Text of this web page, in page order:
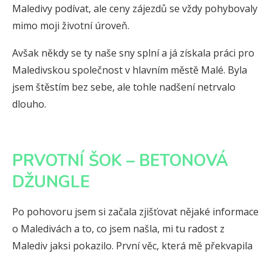
Maledivy podívat, ale ceny zájezdů se vždy pohybovaly
mimo moji životní úroveň.
Avšak někdy se ty naše sny splní a já získala práci pro
Maledivskou společnost v hlavním městě Malé. Byla
jsem štěstím bez sebe, ale tohle nadšení netrvalo
dlouho.
PRVOTNÍ ŠOK – BETONOVÁ
DŽUNGLE
Po pohovoru jsem si začala zjišťovat nějaké informace
o Maledivách a to, co jsem našla, mi tu radost z
Malediv jaksi pokazilo. První věc, která mě překvapila